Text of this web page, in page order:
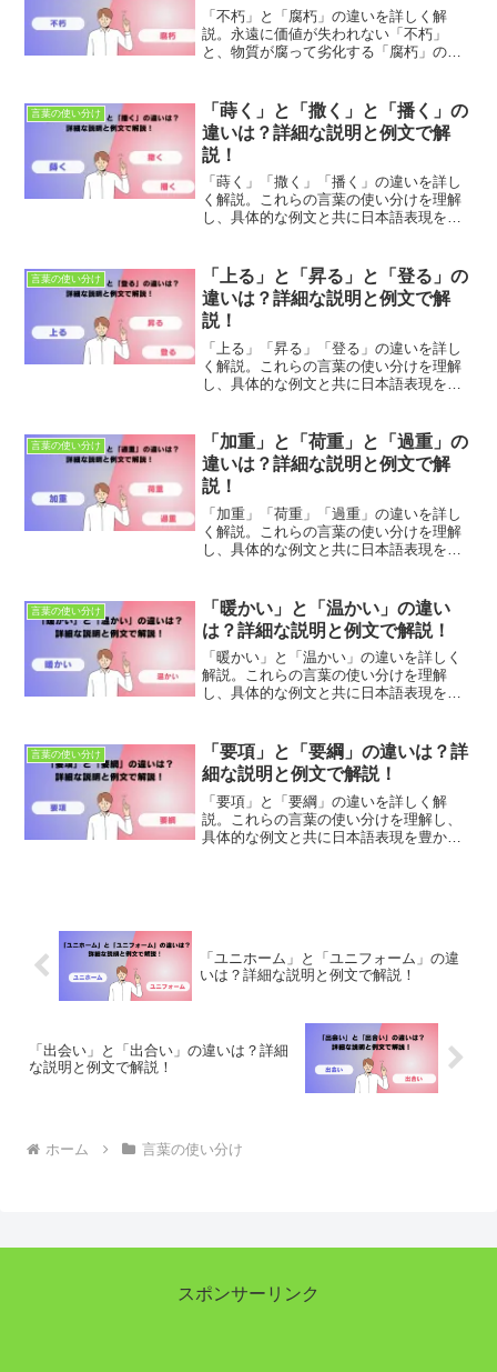
「不朽」と「腐朽」の違いを詳しく解
説。永遠に価値が失われない「不朽」
と、物質が腐って劣化する「腐朽」の意
せる方法を学びましょう。
言葉の使い分け
「蒔く」と「撒く」と「播く」の
違いは？詳細な説明と例文で解
説！
「蒔く」「撒く」「播く」の違いを詳し
く解説。これらの言葉の使い分けを理解
し、具体的な例文と共に日本語表現を豊
ションを目指します。
言葉の使い分け
「上る」と「昇る」と「登る」の
違いは？詳細な説明と例文で解
説！
「上る」「昇る」「登る」の違いを詳し
く解説。これらの言葉の使い分けを理解
し、具体的な例文と共に日本語表現を豊
ションを目指します。
言葉の使い分け
「加重」と「荷重」と「過重」の
違いは？詳細な説明と例文で解
説！
「加重」「荷重」「過重」の違いを詳し
く解説。これらの言葉の使い分けを理解
し、具体的な例文と共に日本語表現を豊
ションを目指します。
言葉の使い分け
「暖かい」と「温かい」の違い
は？詳細な説明と例文で解説！
「暖かい」と「温かい」の違いを詳しく
解説。これらの言葉の使い分けを理解
し、具体的な例文と共に日本語表現を豊
ションを目指します。
言葉の使い分け
「要項」と「要綱」の違いは？詳
細な説明と例文で解説！
「要項」と「要綱」の違いを詳しく解
説。これらの言葉の使い分けを理解し、
具体的な例文と共に日本語表現を豊かに
「ユニホーム」と「ユニフォーム」の違
いは？詳細な説明と例文で解説！
「出会い」と「出合い」の違いは？詳細
な説明と例文で解説！
ホーム 言葉の使い分け
スポンサーリンク